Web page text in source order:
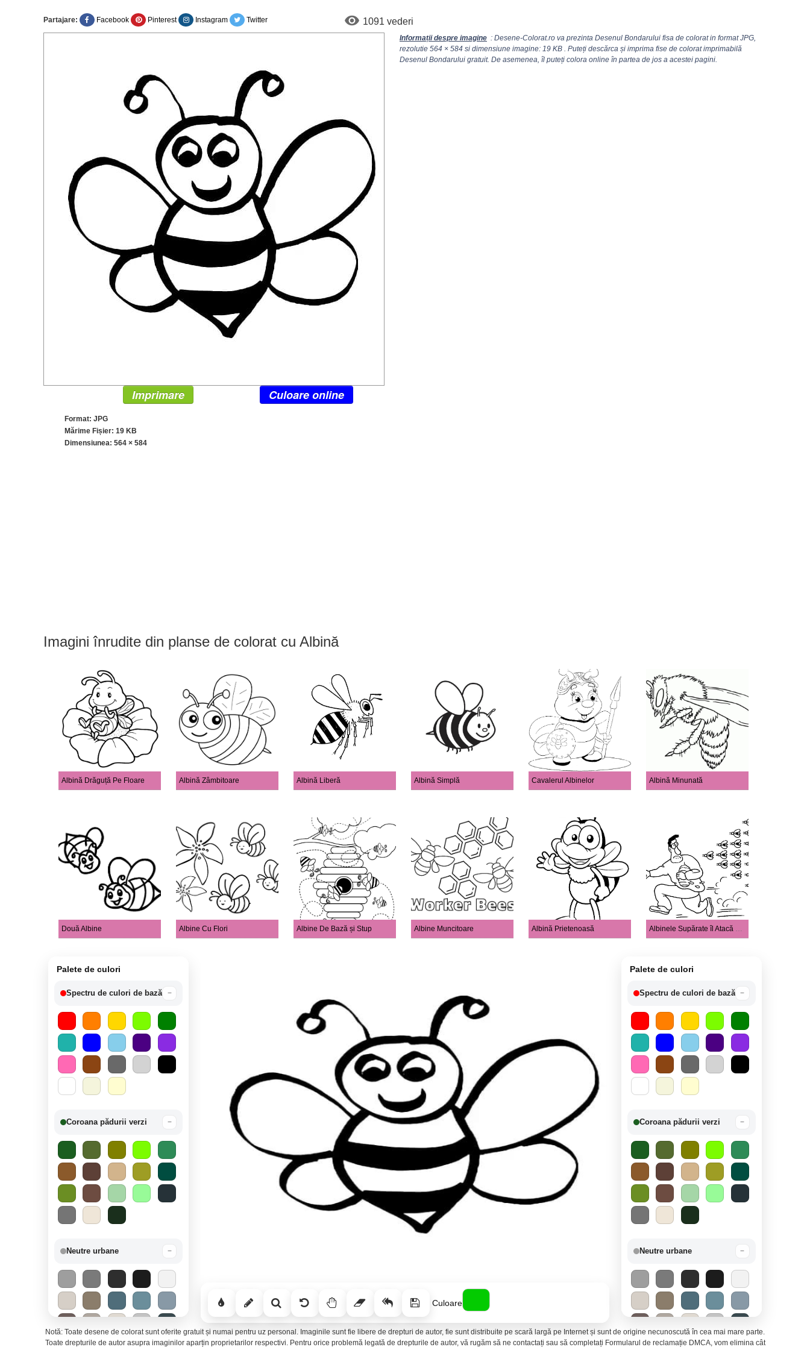
Partajare: Facebook Pinterest Instagram Twitter 1091 vederi
Informații despre imagine : Desene-Colorat.ro va prezinta Desenul Bondarului fisa de colorat in format JPG,
rezolutie 564 × 584 si dimensiune imagine: 19 KB . Puteți descărca și imprima fise de colorat imprimabilă
Desenul Bondarului gratuit. De asemenea, îl puteți colora online în partea de jos a acestei pagini.
Imprimare Culoare online
Format: JPG
Mărime Fișier: 19 KB
Dimensiunea: 564 × 584
Imagini înrudite din planse de colorat cu Albină
Albină Drăguță Pe Floare Albină Zâmbitoare Albină Liberă Albină Simplă Cavalerul Albinelor Albină Minunată
Două Albine Albine Cu Flori Albine De Bază și Stup Albine Muncitoare Albină Prietenoasă Albinele Supărate îl Atacă Pe Om
Palete de culori
Spectru de culori de bază −
Coroana pădurii verzi −
Neutre urbane −
Culoare
Palete de culori
Spectru de culori de bază −
Coroana pădurii verzi −
Neutre urbane −
Notă: Toate desene de colorat sunt oferite gratuit și numai pentru uz personal. Imaginile sunt fie libere de drepturi de autor, fie sunt distribuite pe scară largă pe Internet și sunt de origine necunoscută în cea mai mare parte.
Toate drepturile de autor asupra imaginilor aparțin proprietarilor respectivi. Pentru orice problemă legată de drepturile de autor, vă rugăm să ne contactați sau să completați Formularul de reclamație DMCA, vom elimina cât